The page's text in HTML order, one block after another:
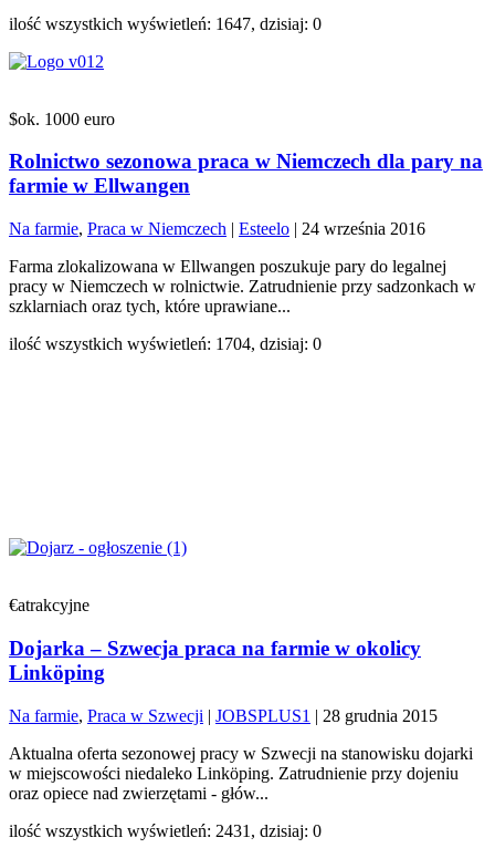
ilość wszystkich wyświetleń: 1647, dzisiaj: 0
$ok. 1000 euro
Rolnictwo sezonowa praca w Niemczech dla pary na
farmie w Ellwangen
Na farmie, Praca w Niemczech | Esteelo | 24 września 2016
Farma zlokalizowana w Ellwangen poszukuje pary do legalnej
pracy w Niemczech w rolnictwie. Zatrudnienie przy sadzonkach w
szklarniach oraz tych, które uprawiane...
ilość wszystkich wyświetleń: 1704, dzisiaj: 0
€atrakcyjne
Dojarka – Szwecja praca na farmie w okolicy
Linköping
Na farmie, Praca w Szwecji | JOBSPLUS1 | 28 grudnia 2015
Aktualna oferta sezonowej pracy w Szwecji na stanowisku dojarki
w miejscowości niedaleko Linköping. Zatrudnienie przy dojeniu
oraz opiece nad zwierzętami - głów...
ilość wszystkich wyświetleń: 2431, dzisiaj: 0